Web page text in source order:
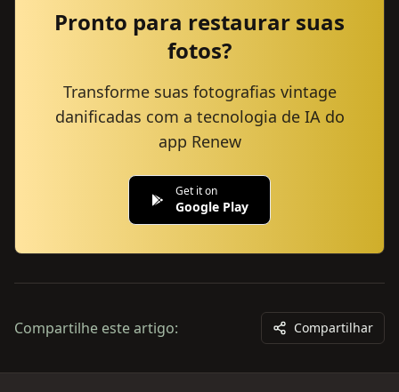
Pronto para restaurar suas
fotos?
Transforme suas fotografias vintage
danificadas com a tecnologia de IA do
app Renew
Get it on
Google Play
Compartilhe este artigo: Compartilhar